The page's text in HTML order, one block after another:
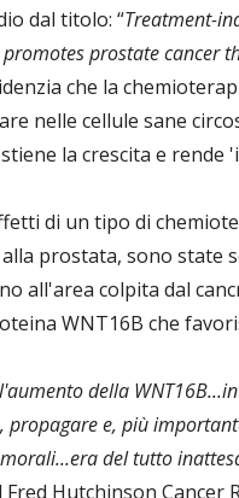
dal titolo: “Treatment-
prostate cancer
che la
nelle cellule sane
la crescita e
di un tipo di
prostata, sono state
all'area colpita dal
WNT16B che
l'aumento della
propagare e, più
del tutto
Fred Hutchinson Cancer